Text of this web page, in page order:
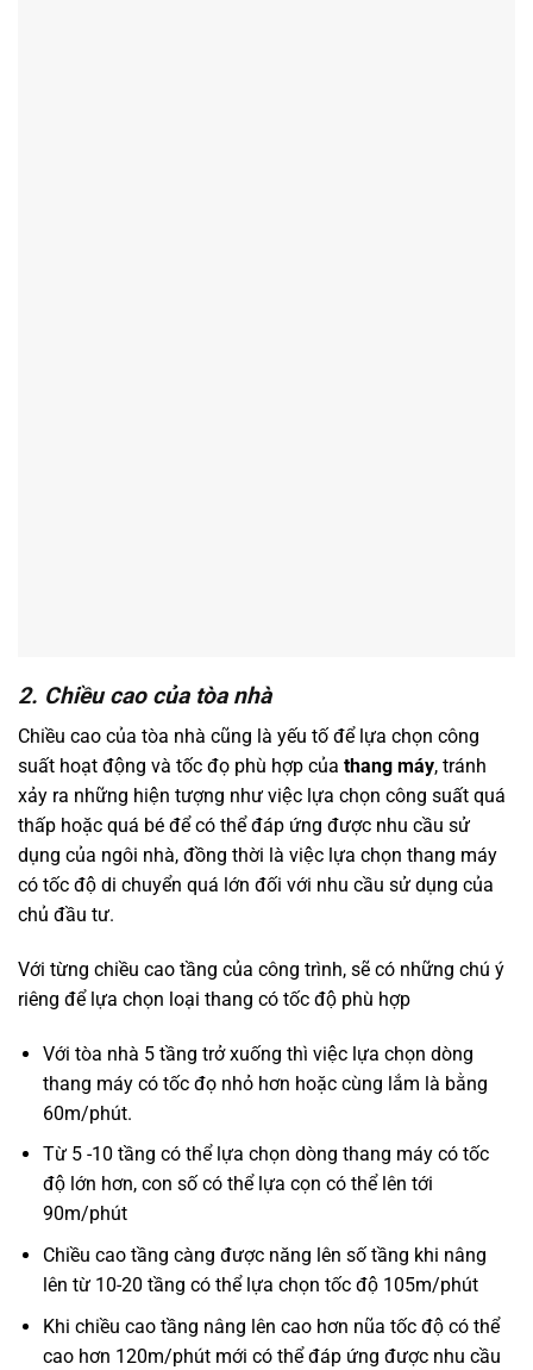
2. Chiều cao của tòa nhà
Chiều cao của tòa nhà cũng là yếu tố để lựa chọn công
suất hoạt động và tốc đọ phù hợp của thang máy, tránh
xảy ra những hiện tượng như việc lựa chọn công suất quá
thấp hoặc quá bé để có thể đáp ứng được nhu cầu sử
dụng của ngôi nhà, đồng thời là việc lựa chọn thang máy
có tốc độ di chuyển quá lớn đối với nhu cầu sử dụng của
chủ đầu tư.
Với từng chiều cao tầng của công trình, sẽ có những chú ý
riêng để lựa chọn loại thang có tốc độ phù hợp
Với tòa nhà 5 tầng trở xuống thì việc lựa chọn dòng
thang máy có tốc đọ nhỏ hơn hoặc cùng lắm là bằng
60m/phút.
Từ 5 -10 tầng có thể lựa chọn dòng thang máy có tốc
độ lớn hơn, con số có thể lựa cọn có thể lên tới
90m/phút
Chiều cao tầng càng được năng lên số tầng khi nâng
lên từ 10-20 tầng có thể lựa chọn tốc độ 105m/phút
Khi chiều cao tầng nâng lên cao hơn nũa tốc độ có thể
cao hơn 120m/phút mới có thể đáp ứng được nhu cầu